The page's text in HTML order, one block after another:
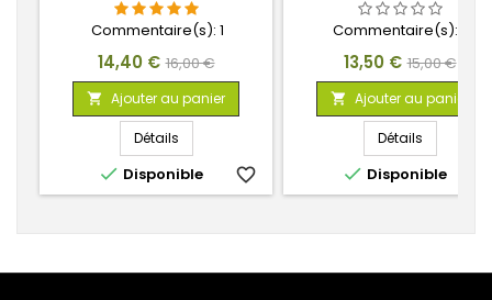
Commentaire(s): 1
Prix
14,40 € Prix
de
base
16,00 €
 Ajouter au panier
Détails
 Disponible favorite_border
Commentaire(s):
Prix
13,50 € Prix
de
base
15,00 €
 Ajouter au panier
Détails
 Disponible